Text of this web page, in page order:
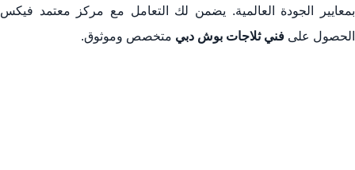
4. لماذا تختار مركز صيانة ثلاجات بوش دبي المعتمد؟
الخلاصة: فني ثلاجات بوش دبي لخدمة 24/7
بمعايير الجودة العالمية. يضمن لك التعامل مع مركز معتمد فيكس
الحصول على فني ثلاجات بوش دبي متخصص وموثوق.